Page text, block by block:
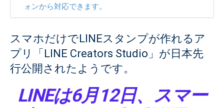
ォンから対応できます。
スマホだけでLINEスタンプが作れるア
プリ「LINE Creators Studio」が日本先
行公開されたようです。
LINEは6月12日、スマー